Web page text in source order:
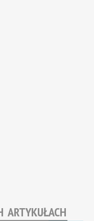
ARTYKUŁACH